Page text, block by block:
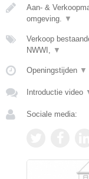
Aan- &
omgeving.
▼
Verkoop
NWWI,
▼
Openingstijden ▼
Introductie video
Sociale media: